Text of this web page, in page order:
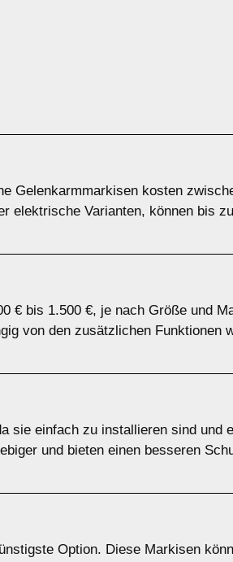
Gelenkarmmarkisen kosten
elektrische Varianten, können bis
€ bis 1.500 €, je nach Größe und
von den zusätzlichen Funktionen
sie einfach zu installieren sind und
und bieten einen besseren
Option. Diese Markisen